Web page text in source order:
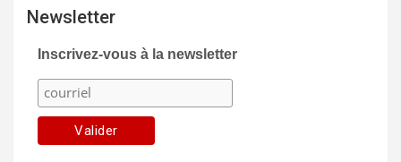
Newsletter
Inscrivez-vous à la newsletter